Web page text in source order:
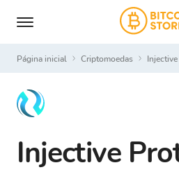
Página inicial Criptomoedas
Injective